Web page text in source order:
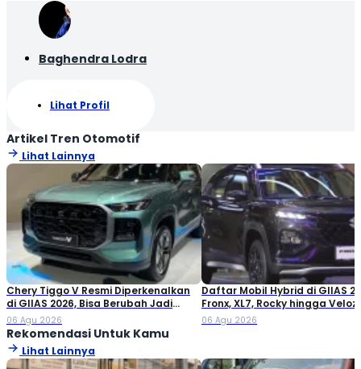
Baghendra Lodra
Lihat Profil
Artikel Tren Otomotif
Lihat Lainnya
Chery Tiggo V Resmi Diperkenalkan
di GIIAS 2026, Bisa Berubah Jadi
Double Cabin
06 Agu 2026
Daftar Mobil Hybrid di GIIAS
Fronx, XL7, Rocky hingga Veloz!
06 Agu 2026
Rekomendasi Untuk Kamu
Lihat Lainnya